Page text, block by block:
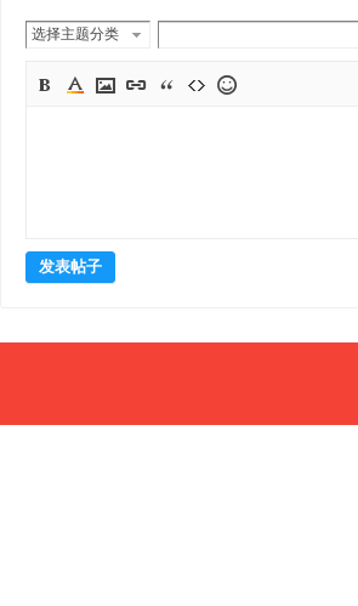
选择主题分类
发表帖子